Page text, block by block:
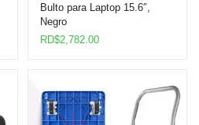
Bulto para Laptop 15.6″,
Negro
RD$2,782.00